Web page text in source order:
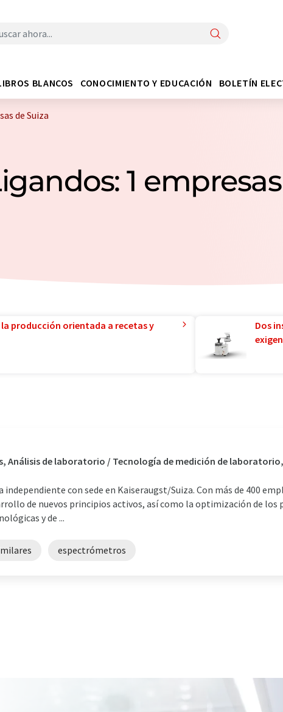
BLANCOS CONOCIMIENTO Y EDUCACIÓN BOLETÍN
de Suiza
1
producción orientada a recetas y
Dos
Análisis de laboratorio / Tecnología de medición de
independiente con sede en Kaiseraugst/Suiza. Con más de 400
de nuevos principios activos, así como la optimización de los
y de ...
espectrómetros